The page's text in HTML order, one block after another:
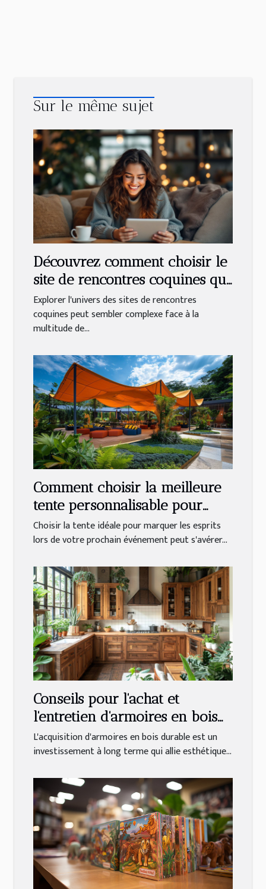
Sur le même sujet
Découvrez comment choisir le
site de rencontres coquines qui
vous correspond
Explorer l'univers des sites de rencontres
coquines peut sembler complexe face à la
multitude de...
Comment choisir la meilleure
tente personnalisable pour
votre événement
Choisir la tente idéale pour marquer les esprits
lors de votre prochain événement peut s'avérer...
Conseils pour l'achat et
l'entretien d'armoires en bois
durables
L'acquisition d'armoires en bois durable est un
investissement à long terme qui allie esthétique...